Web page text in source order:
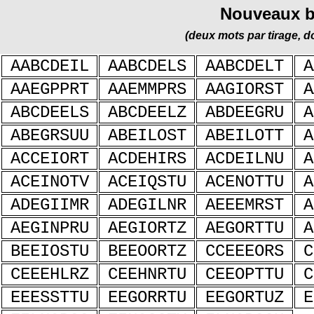
Nouveaux
(deux mots par tirage,
AABCDEIL AABCDELS AABCDELT
AAEGPPRT
AAEMMPRS AAGIORST
ABCDEELS
ABCDEELZ ABDEEGRU
ABEGRSUU
ABEILOST ABEILOTT
ACCEIORT
ACDEHIRS ACDEILNU
ACEINOTV
ACEIQSTU ACENOTTU
ADEGIIMR
ADEGILNR AEEEMRST
AEGINPRU
AEGIORTZ AEGORTTU
BEEIOSTU
BEEOORTZ CCEEEORS
CEEEHLRZ
CEEHNRTU CEEOPTTU
EEESSTTU
EEGORRTU EEGORTUZ